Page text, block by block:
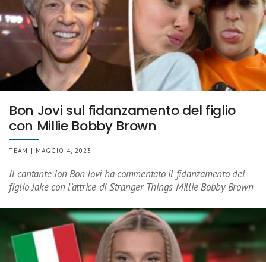
Bon Jovi sul fidanzamento del figlio
con Millie Bobby Brown
TEAM | MAGGIO 4, 2023
Il cantante Jon Bon Jovi ha commentato il fidanzamento del
figlio Jake con l’attrice di Stranger Things Millie Bobby Brown